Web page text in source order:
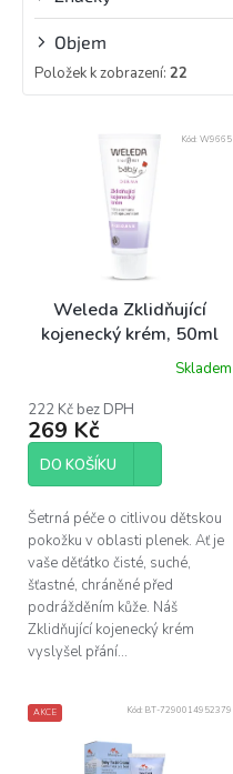
Objem
Položek k zobrazení: 22
ů
Weleda Zklidňující
kojenecký krém, 50ml
Skladem
222 Kč bez DPH
269 Kč
DO KOŠÍKU
Šetrná péče o citlivou dětskou
pokožku v oblasti plenek. Ať je
vaše děťátko čisté, suché,
šťastné, chráněné před
podrážděním kůže. Náš
Zklidňující kojenecký krém
vyslyšel přání...
Kód: W9665
AKCE Kód: BT-7290014952379